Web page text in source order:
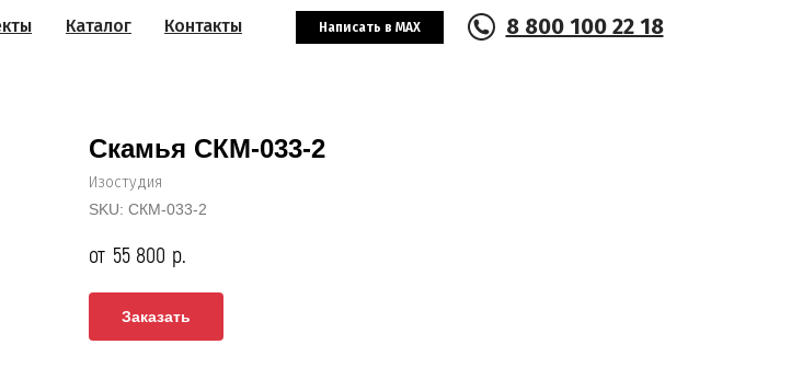
Контакты
Каталог 8 800 100 22 18
Написать в MAX
Скамья СКМ-033-2
Изостудия
SKU: СКМ-033-2
55 800 р.
Заказать